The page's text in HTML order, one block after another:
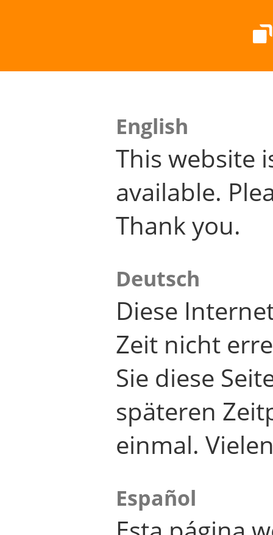
English
This website
available.
Thank you.
Deutsch
Diese
Zeit nicht
Sie diese
späteren
einmal.
Español